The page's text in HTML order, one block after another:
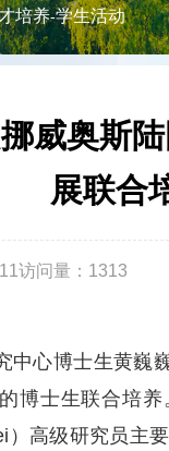
培养-学生活动
威奥斯
展联合
访问量： 1313
心博士生黄巍
博士生联合培
）高级研究员主